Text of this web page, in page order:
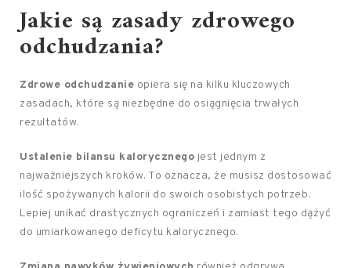
Jakie są zasady zdrowego
odchudzania?
Zdrowe odchudzanie opiera się na kilku kluczowych
zasadach, które są niezbędne do osiągnięcia trwałych
rezultatów.
Ustalenie bilansu kalorycznego jest jednym z
najważniejszych kroków. To oznacza, że musisz dostosować
ilość spożywanych kalorii do swoich osobistych potrzeb.
Lepiej unikać drastycznych ograniczeń i zamiast tego dążyć
do umiarkowanego deficytu kalorycznego.